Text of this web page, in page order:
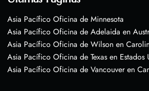
Asia Pacífico Oficina de Minnesota
Asia Pacífico Oficina de Adelaida en
Asia Pacífico Oficina de Wilson en
Asia Pacífico Oficina de Texas en Estados
Asia Pacífico Oficina de Vancouver en